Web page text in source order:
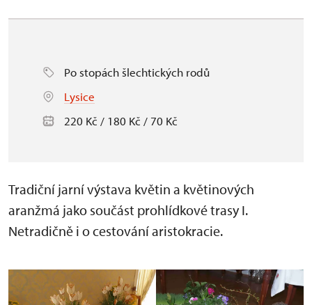
Po stopách šlechtických rodů
Lysice
220 Kč / 180 Kč / 70 Kč
Tradiční jarní výstava květin a květinových
aranžmá jako součást prohlídkové trasy I.
Netradičně i o cestování aristokracie.